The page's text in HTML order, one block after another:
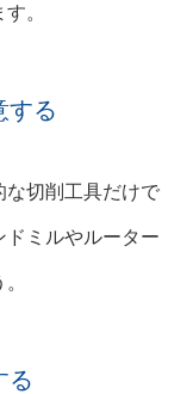
。
する
な切削工具だけで
ドミルやルーター
る